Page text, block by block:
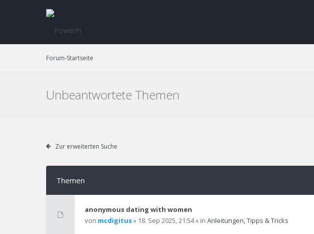
Forum-Startseite
Unbeantwortete Themen
Zur erweiterten Suche
Themen
anonymous dating with women
von mcdigitus» 18. Sep 2025, 21:54 » in Anleitungen, Tipps & Tricks